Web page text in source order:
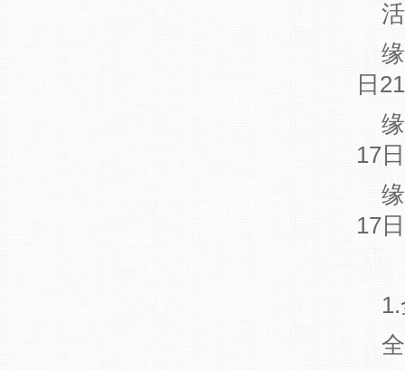
活
缘
日
缘
17
缘
17
1.
全